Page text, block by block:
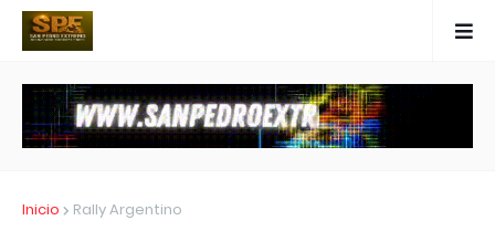
Inicio Rally Argentino